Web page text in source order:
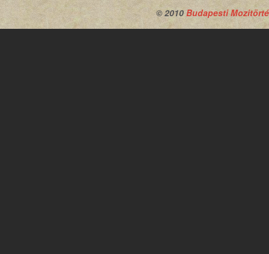
© 2010 Budapesti